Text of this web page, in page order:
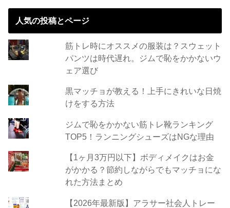
人気の投稿とページ
筋トレ時にオススメの服装は？スウェット
パンツは時代遅れ。ジムで恥をかかないウ
ェア選び
黒マッチョが教える！上手にきれいな日焼
けをする方法
ジムで恥をかかない筋トレ靴ランキング
TOP5！ランニングシューズはNGな理由
【1ヶ月3万円以下】ボディメイクはお金
がかかる？節約しながらでもマッチョにな
れた方法まとめ
【2026年最新版】アラサー社会人トレー